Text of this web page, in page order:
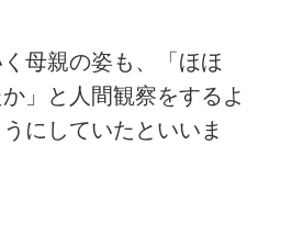
母親の姿も、「ほほ
」と人間観察をするよ
にしていたといいま